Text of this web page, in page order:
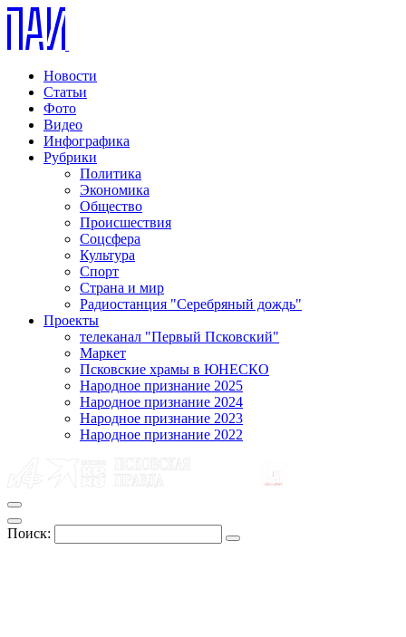
Новости
Статьи
Фото
Видео
Инфографика
Рубрики
Политика
Экономика
Общество
Происшествия
Соцсфера
Культура
Спорт
Страна и мир
Радиостанция "Серебряный дождь"
Проекты
телеканал "Первый Псковский"
Маркет
Псковские храмы в ЮНЕСКО
Народное признание 2025
Народное признание 2024
Народное признание 2023
Народное признание 2022
Поиск: